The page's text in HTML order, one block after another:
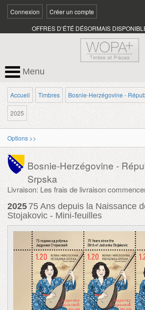
Connexion Créer un compte
OFFRES D’ÉTÉ DÉSORMAIS
Menu
Accueil Timbres Bosnie-Herzégovine -
2025
Options >>
Bosnie-Herzégovine -
Srpska
Livraison: Les frais de livraison
2025 75 Ans depuis la Naissance
Stojakovic - Mini-feuilles